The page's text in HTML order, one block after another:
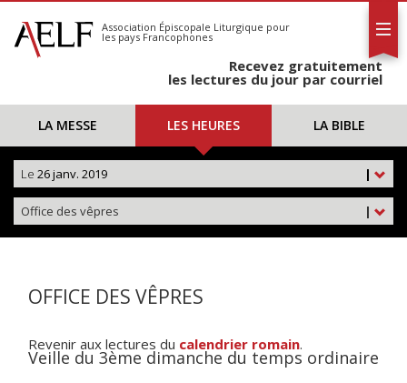
S'abonner
Calendrier
Association Épiscopale Liturgique pour
les pays Francophones
Recevez gratuitement
les lectures du jour par courriel
LA MESSE LES HEURES LA BIBLE
|
Le 26 janv. 2019
|
Office des vêpres
OFFICE DES VÊPRES
Revenir aux lectures du calendrier romain.
Veille du 3ème dimanche du temps ordinaire